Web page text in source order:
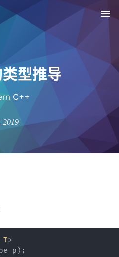
型推导
C++
2019
T>
p );